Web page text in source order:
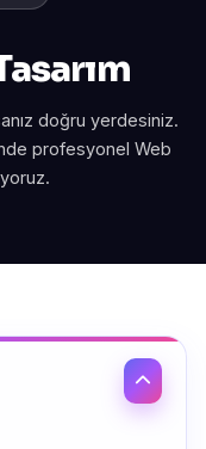
doğru yerdesiniz.
profesyonel Web